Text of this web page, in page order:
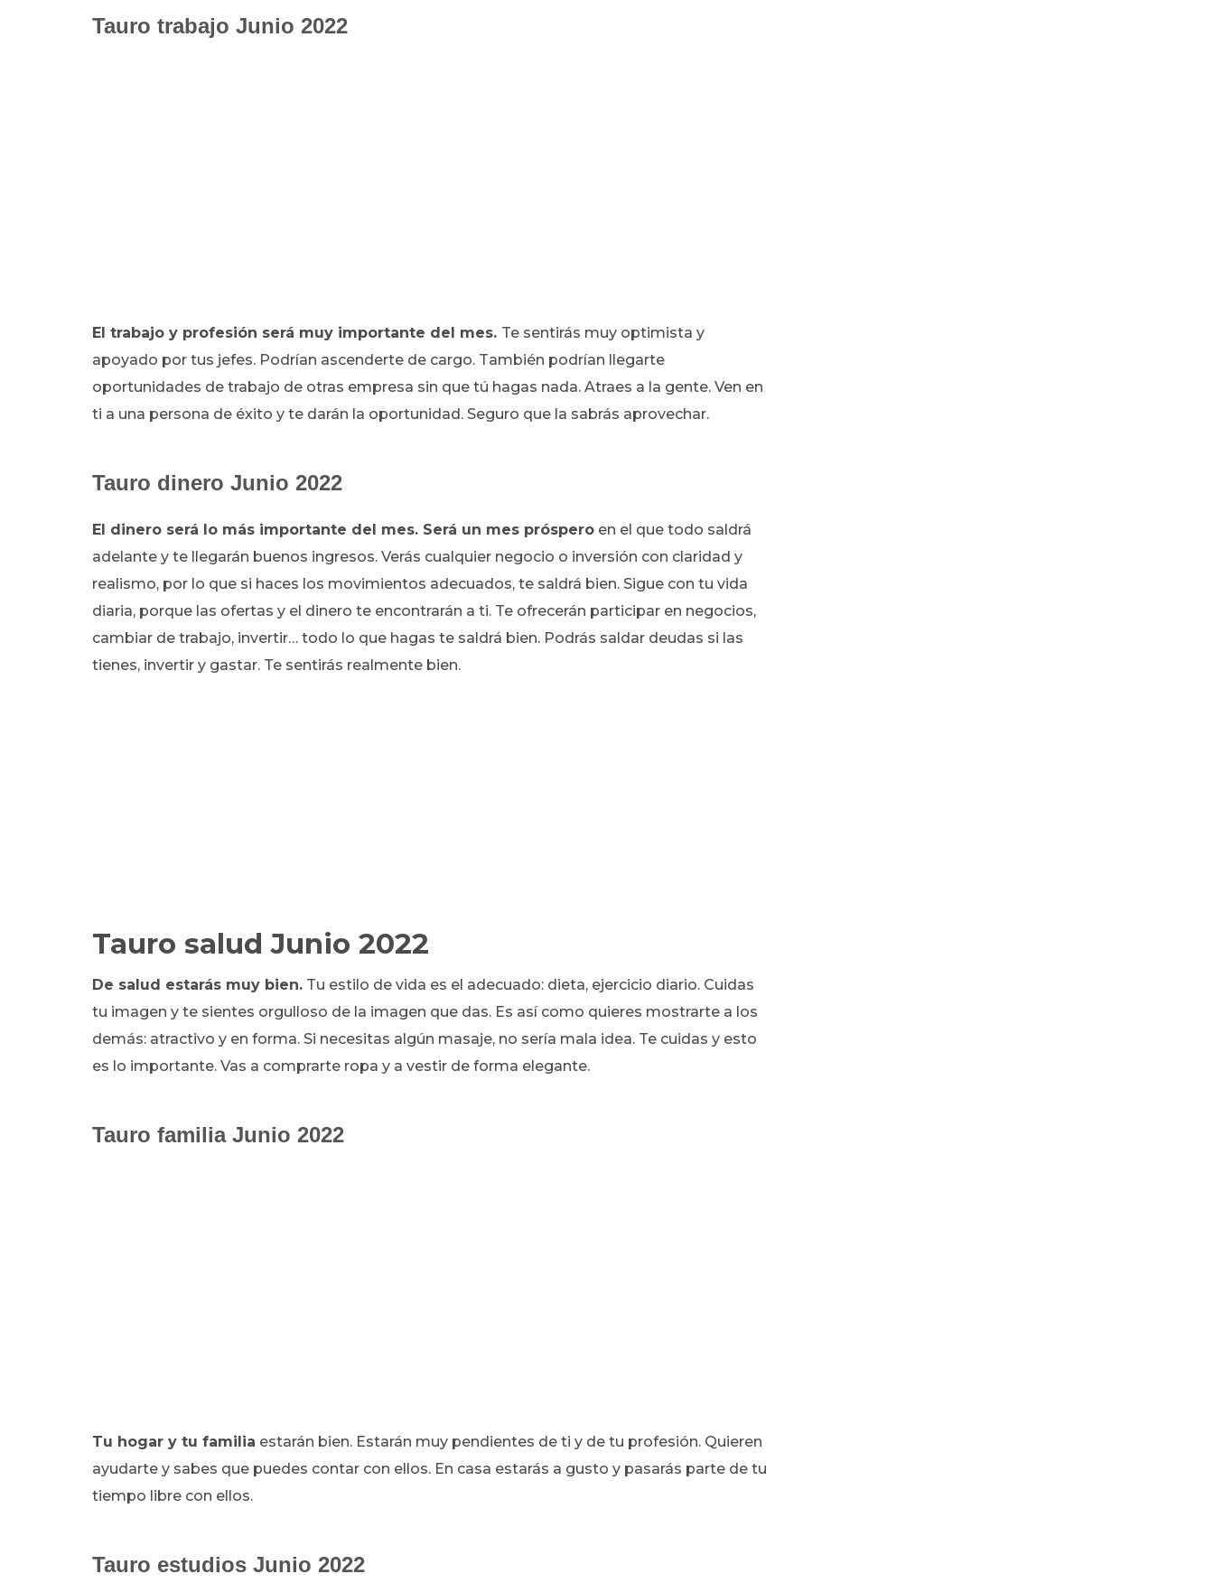
Tauro trabajo Junio 2022
El trabajo y profesión será muy importante del mes. Te sentirás muy optimista y
apoyado por tus jefes. Podrían ascenderte de cargo. También podrían llegarte
oportunidades de trabajo de otras empresa sin que tú hagas nada. Atraes a la gente. Ven en
ti a una persona de éxito y te darán la oportunidad. Seguro que la sabrás aprovechar.
Tauro dinero Junio 2022
El dinero será lo más importante del mes. Será un mes próspero en el que todo saldrá
adelante y te llegarán buenos ingresos. Verás cualquier negocio o inversión con claridad y
realismo, por lo que si haces los movimientos adecuados, te saldrá bien. Sigue con tu vida
diaria, porque las ofertas y el dinero te encontrarán a ti. Te ofrecerán participar en negocios,
cambiar de trabajo, invertir… todo lo que hagas te saldrá bien. Podrás saldar deudas si las
tienes, invertir y gastar. Te sentirás realmente bien.
Tauro salud Junio 2022
De salud estarás muy bien. Tu estilo de vida es el adecuado: dieta, ejercicio diario. Cuidas
tu imagen y te sientes orgulloso de la imagen que das. Es así como quieres mostrarte a los
demás: atractivo y en forma. Si necesitas algún masaje, no sería mala idea. Te cuidas y esto
es lo importante. Vas a comprarte ropa y a vestir de forma elegante.
Tauro familia Junio 2022
Tu hogar y tu familia estarán bien. Estarán muy pendientes de ti y de tu profesión. Quieren
ayudarte y sabes que puedes contar con ellos. En casa estarás a gusto y pasarás parte de tu
tiempo libre con ellos.
Tauro estudios Junio 2022